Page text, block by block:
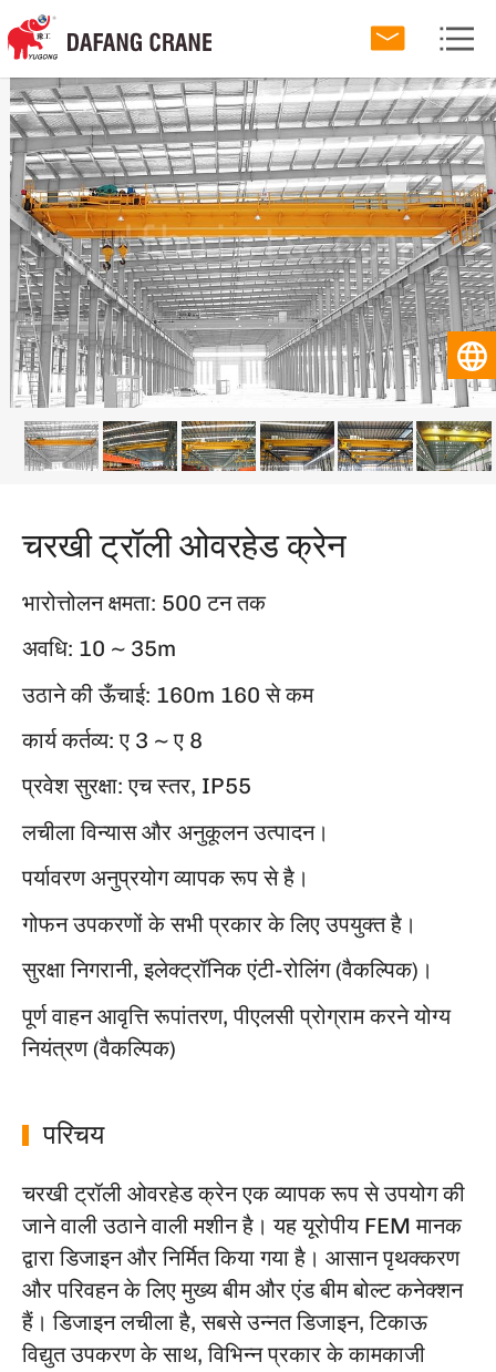
चरखी ट्रॉली ओवरहेड क्रेन
भारोत्तोलन क्षमता: 500 टन तक
अवधि: 10 ~ 35m
उठाने की ऊँचाई: 160m 160 से कम
कार्य कर्तव्य: ए 3 ~ ए 8
प्रवेश सुरक्षा: एच स्तर, IP55
लचीला विन्यास और अनुकूलन उत्पादन।
पर्यावरण अनुप्रयोग व्यापक रूप से है।
गोफन उपकरणों के सभी प्रकार के लिए उपयुक्त है।
सुरक्षा निगरानी, इलेक्ट्रॉनिक एंटी-रोलिंग (वैकल्पिक)।
पूर्ण वाहन आवृत्ति रूपांतरण, पीएलसी प्रोग्राम करने योग्य
नियंत्रण (वैकल्पिक)
परिचय
चरखी ट्रॉली ओवरहेड क्रेन एक व्यापक रूप से उपयोग की
जाने वाली उठाने वाली मशीन है। यह यूरोपीय FEM मानक
द्वारा डिजाइन और निर्मित किया गया है। आसान पृथक्करण
और परिवहन के लिए मुख्य बीम और एंड बीम बोल्ट कनेक्शन
हैं। डिजाइन लचीला है, सबसे उन्नत डिजाइन, टिकाऊ
विद्युत उपकरण के साथ, विभिन्न प्रकार के कामकाजी